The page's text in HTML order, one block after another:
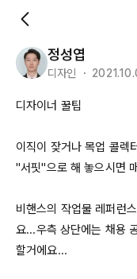
정성엽
디자인 ・
디자이너 꿀팁
이직이 잦거나 목업 콜렉
"서핏"으로 해 놓으시면
비핸스의 작업물 레퍼런
요...우측 상단에는 채용
할거에요...